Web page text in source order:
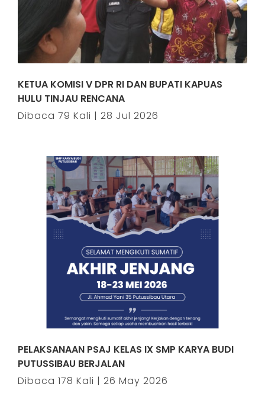
KETUA KOMISI V DPR RI DAN BUPATI KAPUAS
HULU TINJAU RENCANA
Dibaca 79 Kali | 28 Jul 2026
PELAKSANAAN PSAJ KELAS IX SMP KARYA BUDI
PUTUSSIBAU BERJALAN
Dibaca 178 Kali | 26 May 2026